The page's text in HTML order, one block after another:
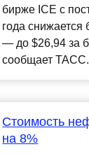
бирже ICE с
года снижается
— до $26,94 за
сообщает
Стоимость
на 8%